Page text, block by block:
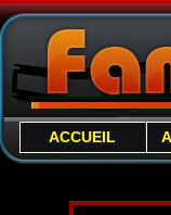
ACCUEIL